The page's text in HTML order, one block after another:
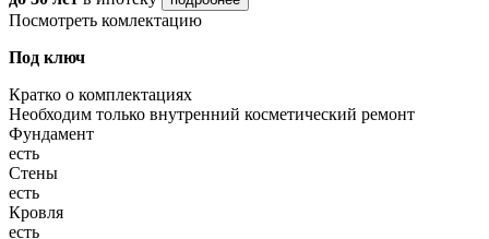
Посмотреть комлектацию
Под ключ
Кратко о комплектациях
Необходим только внутренний косметический ремонт
Фундамент
есть
Стены
есть
Кровля
есть